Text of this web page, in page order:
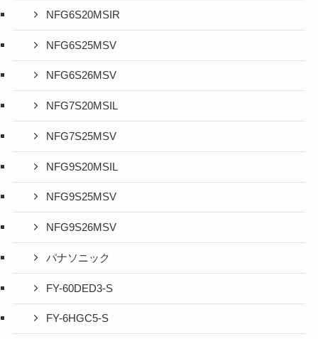
NFG6S20MSIR
NFG6S25MSV
NFG6S26MSV
NFG7S20MSIL
NFG7S25MSV
NFG9S20MSIL
NFG9S25MSV
NFG9S26MSV
パナソニック
FY-60DED3-S
FY-6HGC5-S